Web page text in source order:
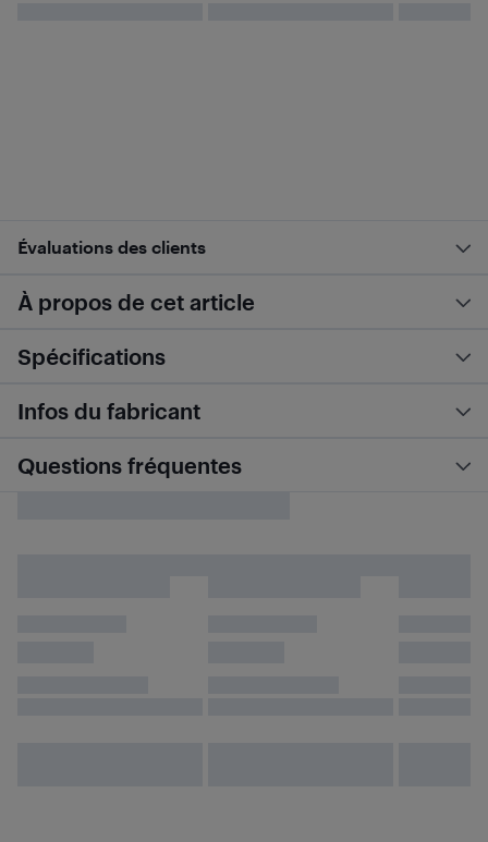
Évaluations des clients
À propos de cet article
Spécifications
Infos du fabricant
Questions fréquentes